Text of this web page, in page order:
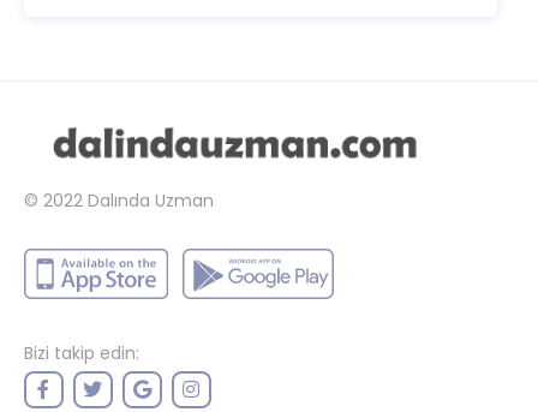
© 2022 Dalında Uzman
Bizi takip edin: